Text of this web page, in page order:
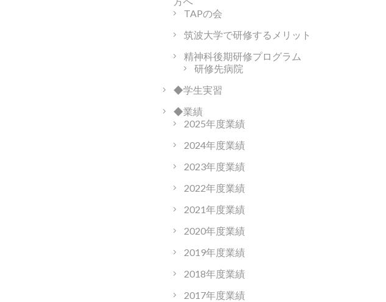
TAPの会
筑波大学で研修するメリット
精神科後期研修プログラム
研修先病院
◆学生実習
◆業績
2025年度業績
2024年度業績
2023年度業績
2022年度業績
2021年度業績
2020年度業績
2019年度業績
2018年度業績
2017年度業績